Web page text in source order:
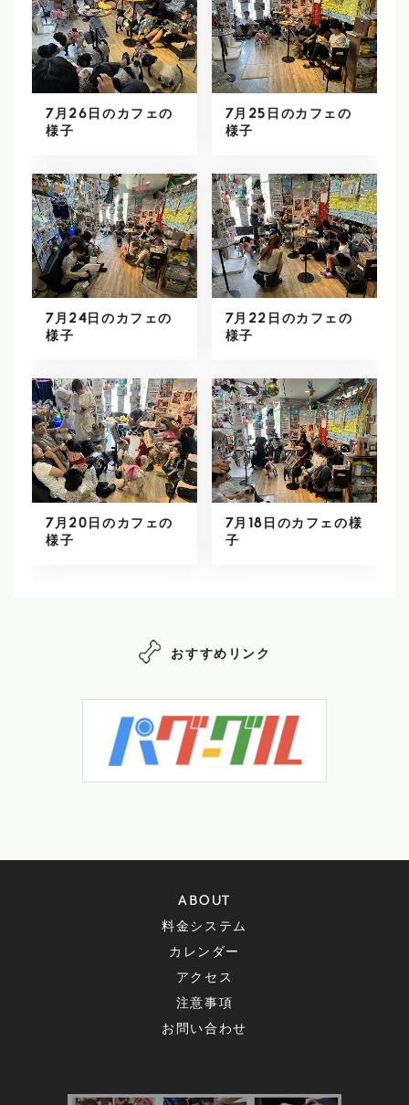
7月26日のカフェの
様子
7月25日のカフェの
様子
7月24日のカフェの
様子
7月22日のカフェの
様子
7月20日のカフェの
様子
7月18日のカフェの様
子
おすすめリンク
ABOUT
料金システム
カレンダー
アクセス
注意事項
お問い合わせ